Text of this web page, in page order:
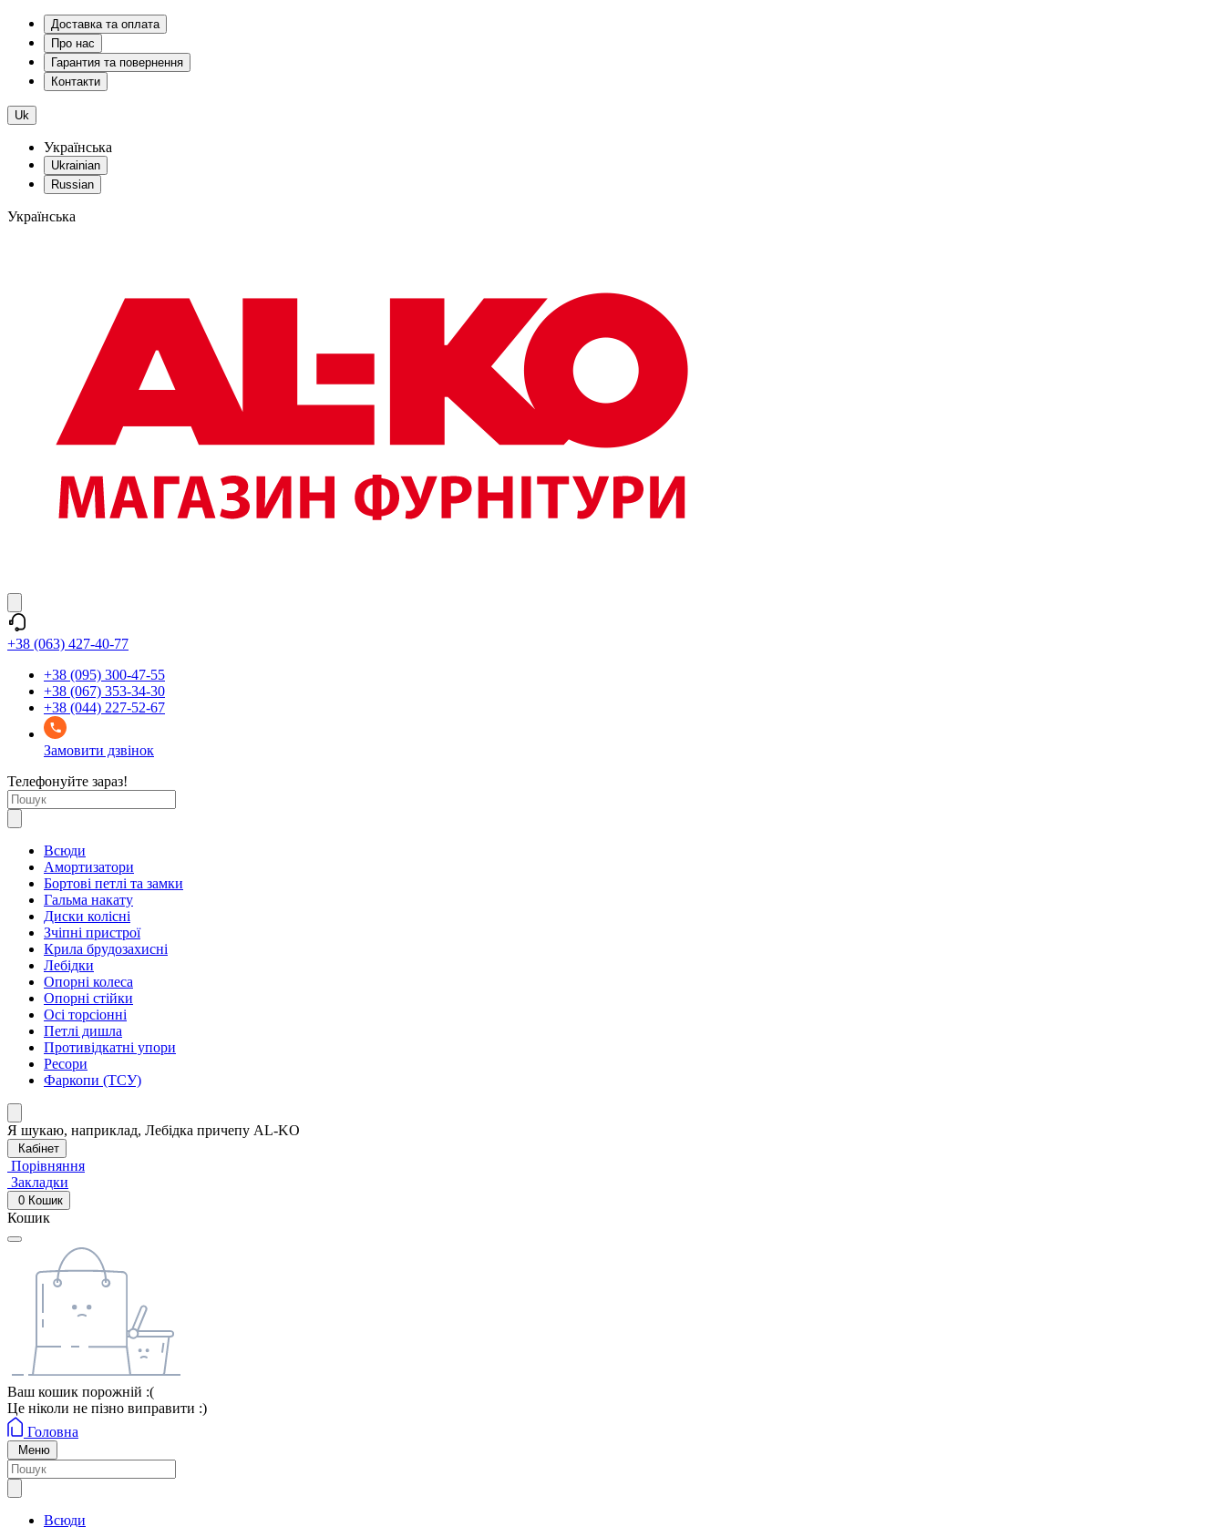
Доставка та оплата
Про нас
Гарантия та повернення
Контакти
Uk
Українська
Ukrainian
Russian
Українська
+38 (063) 427-40-77
+38 (095) 300-47-55
+38 (067) 353-34-30
+38 (044) 227-52-67
Замовити дзвінок
Телефонуйте зараз!
Всюди
Амортизатори
Бортові петлі та замки
Гальма накату
Диски колісні
Зчіпні пристрої
Крила брудозахисні
Лебідки
Опорні колеса
Опорні стійки
Осі торсіонні
Петлі дишла
Противідкатні упори
Ресори
Фаркопи (ТСУ)
Я шукаю, наприклад, Лебідка причепу AL-KO
Кабінет
Порівняння
Закладки
0 Кошик
Кошик
Ваш кошик порожній :(
Це ніколи не пізно виправити :)
Головна
Меню
Всюди